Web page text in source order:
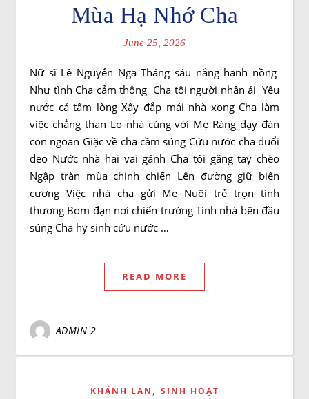
Mùa Hạ Nhớ Cha
June 25, 2026
Nữ sĩ Lê Nguyễn Nga Tháng sáu nắng hanh nồng
Như tình Cha cảm thông Cha tôi người nhân ái Yêu
nước cả tấm lòng Xây đắp mái nhà xong Cha làm
việc chẳng than Lo nhà cùng với Mẹ Ráng dạy đàn
con ngoan Giặc về cha cầm súng Cứu nước cha đuổi
đeo Nước nhà hai vai gánh Cha tôi gắng tay chèo
Ngập tràn mùa chinh chiến Lên đường giữ biên
cương Việc nhà cha gửi Me Nuôi trẻ trọn tình
thương Bom đạn nơi chiến trường Tinh nhà bên đầu
súng Cha hy sinh cứu nước …
READ MORE
ADMIN 2
KHÁNH LAN , SINH HOẠT